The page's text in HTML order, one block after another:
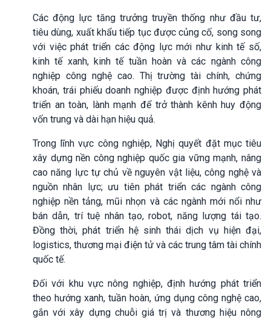
Các động lực tăng trưởng truyền thống như đầu tư,
tiêu dùng, xuất khẩu tiếp tục được củng cố, song song
với việc phát triển các động lực mới như kinh tế số,
kinh tế xanh, kinh tế tuần hoàn và các ngành công
nghiệp công nghệ cao. Thị trường tài chính, chứng
khoán, trái phiếu doanh nghiệp được định hướng phát
triển an toàn, lành mạnh để trở thành kênh huy động
vốn trung và dài hạn hiệu quả.
Trong lĩnh vực công nghiệp, Nghị quyết đặt mục tiêu
xây dựng nền công nghiệp quốc gia vững mạnh, nâng
cao năng lực tự chủ về nguyên vật liệu, công nghệ và
nguồn nhân lực; ưu tiên phát triển các ngành công
nghiệp nền tảng, mũi nhọn và các ngành mới nổi như
bán dẫn, trí tuệ nhân tạo, robot, năng lượng tái tạo.
Đồng thời, phát triển hệ sinh thái dịch vụ hiện đại,
logistics, thương mại điện tử và các trung tâm tài chính
quốc tế.
Đối với khu vực nông nghiệp, định hướng phát triển
theo hướng xanh, tuần hoàn, ứng dụng công nghệ cao,
gắn với xây dựng chuỗi giá trị và thương hiệu nông